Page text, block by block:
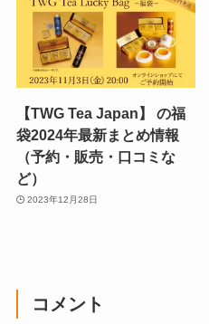
【TWG Tea Japan】 の福
袋2024年最新まとめ情報
（予約・販売・口コミな
ど）
2023年12月28日
コメント